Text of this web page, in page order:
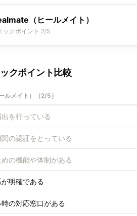
（ヒールメイト）
ックポイント 2/5
クポイント比較
メイト） （2/5 ）
を行っている
の認証をとっている
の機能や体制がある
明確である
時の対応窓口がある